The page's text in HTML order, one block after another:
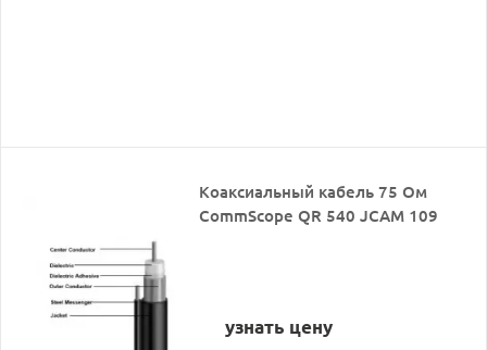
Коаксиальный кабель 75 Ом
CommScope QR 540 JCAM 109
узнать цену